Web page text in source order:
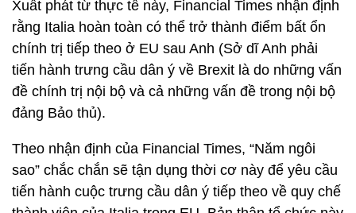
Xuất phát từ thực tế này, Financial Times nhận định
rằng Italia hoàn toàn có thể trở thành điểm bất ổn
chính trị tiếp theo ở EU sau Anh (Sở dĩ Anh phải
tiến hành trưng cầu dân ý về Brexit là do những vấn
đề chính trị nội bộ và cả những vấn đề trong nội bộ
đảng Bảo thủ).
Theo nhận định của Financial Times, “Năm ngôi
sao” chắc chắn sẽ tận dụng thời cơ này để yêu cầu
tiến hành cuộc trưng cầu dân ý tiếp theo về quy chế